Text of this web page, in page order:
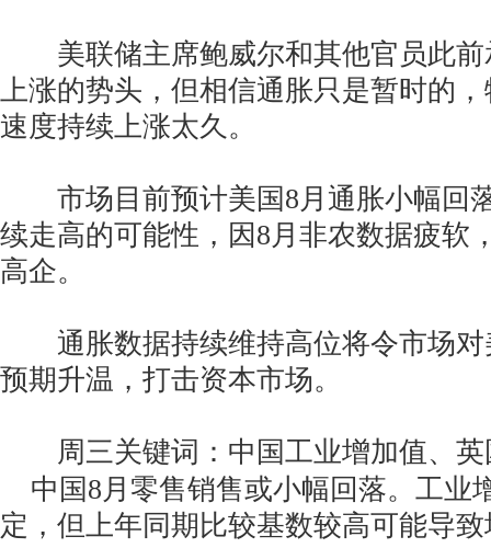
美联储主席鲍威尔和其他官员此前
上涨的势头，但相信通胀只是暂时的
速度持续上涨太久。
市场目前预计美国8月通胀小幅回
续走高的可能性，因8月非农数据疲软
高企。
通胀数据持续维持高位将令市场对
预期升温，打击资本市场。
周三关键词：中国工业增加值、英
中国8月零售销售或小幅回落。工业
定，但上年同期比较基数较高可能导